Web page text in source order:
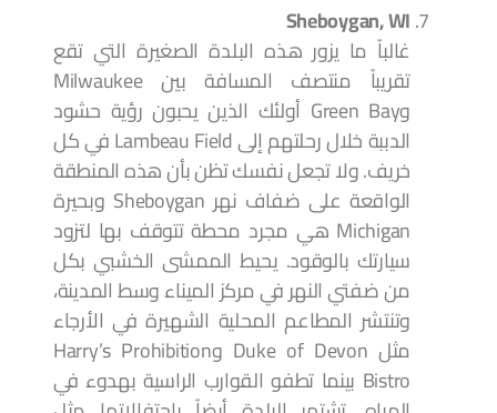
Sheboygan, WI
غالباً ما يزور هذه البلدة الصغيرة التي تقع
تقريباً منتصف المسافة بين Milwaukee
وGreen Bay أولئك الذين يحبون رؤية حشود
الدببة خلال رحلتهم إلى Lambeau Field في كل
خريف. ولا تجعل نفسك تظن بأن هذه المنطقة
الواقعة على ضفاف نهر Sheboygan وبحيرة
Michigan هي مجرد محطة تتوقف بها لتزود
سيارتك بالوقود. يحيط الممشى الخشبي بكل
من ضفتي النهر في مركز الميناء وسط المدينة،
وتنتشر المطاعم المحلية الشهيرة في الأرجاء
مثل Duke of Devon وHarry’s Prohibition
Bistro بينما تطفو القوارب الراسية بهدوء في